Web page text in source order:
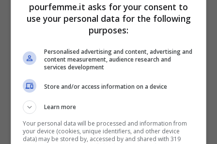
ULTIMI ARTICOLI
pourfemme.it asks for your consent to
use your personal data for the following
purposes:
Personalised advertising and content, advertising and
content measurement, audience research and
services development
Store and/or access information on a device
Learn more
Your personal data will be processed and information from
your device (cookies, unique identifiers, and other device
data) may be stored by, accessed by and shared with 319